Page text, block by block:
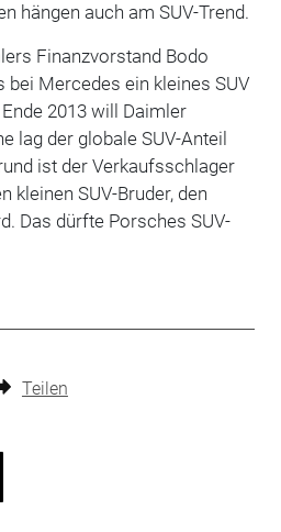
hängen auch am SUV-Trend.
Finanzvorstand Bodo
bei Mercedes ein kleines SUV
2013 will Daimler
lag der globale SUV-Anteil
ist der Verkaufsschlager
kleinen SUV-Bruder, den
Das dürfte Porsches SUV-
Teilen